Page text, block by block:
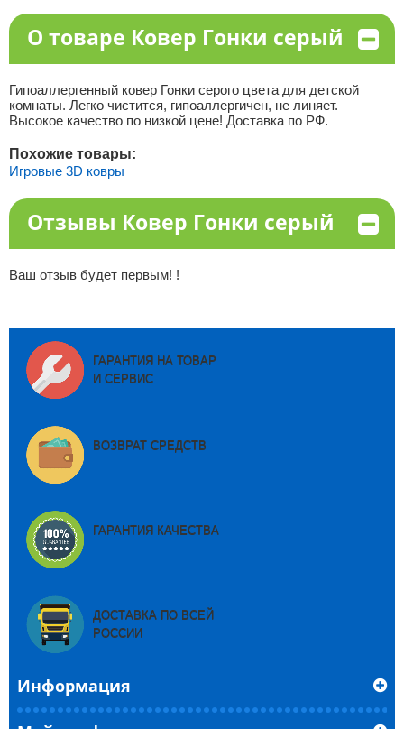
О товаре Ковер Гонки серый
Гипоаллергенный ковер Гонки серого цвета для детской
комнаты. Легко чистится, гипоаллергичен, не линяет.
Высокое качество по низкой цене! Доставка по РФ.
Похожие товары:
Игровые 3D ковры
Отзывы Ковер Гонки серый
Ваш отзыв будет первым! !
ГАРАНТИЯ НА ТОВАР
И СЕРВИС
ВОЗВРАТ СРЕДСТВ
ГАРАНТИЯ КАЧЕСТВА
ДОСТАВКА ПО ВСЕЙ
РОССИИ
Информация